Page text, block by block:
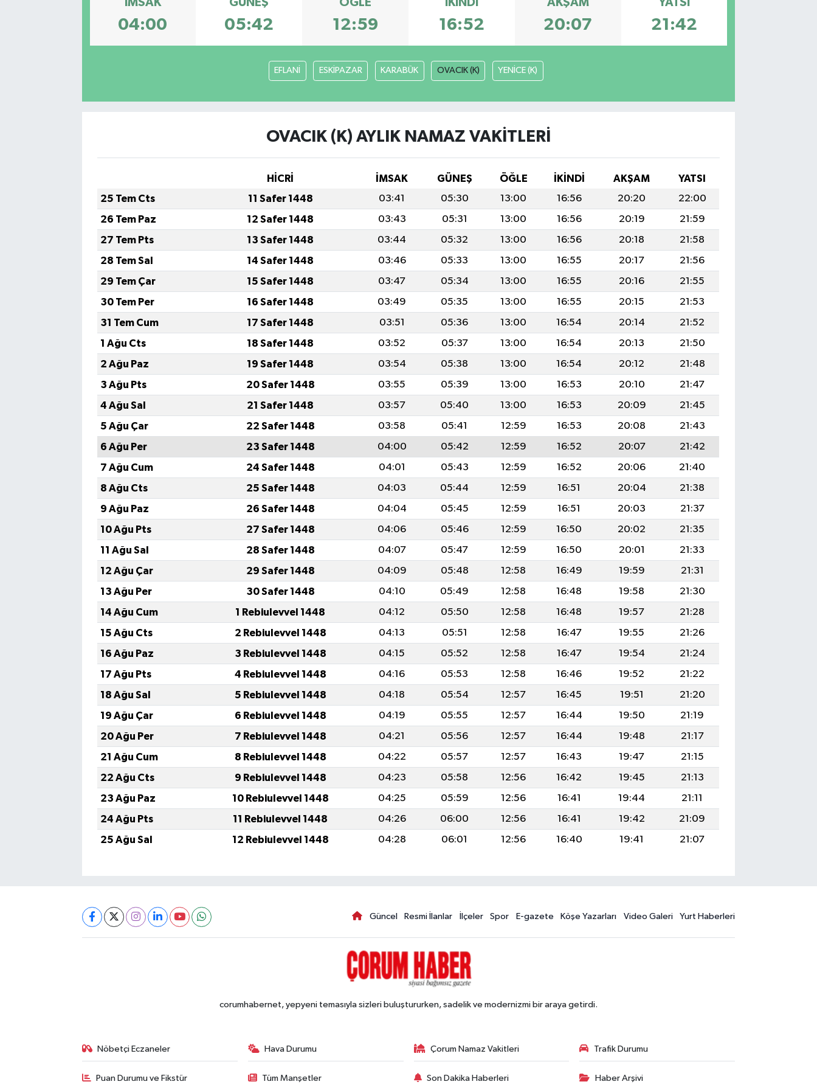
İMSAK
04:00
GÜNEŞ
05:42
ÖĞLE
12:59
İKINDI
16:52
AKŞAM
20:07
YATSI
21:42
EFLANİ ESKİPAZAR KARABÜK OVACIK (K) YENİCE (K)
OVACIK (K) AYLIK NAMAZ VAKITLERI
HİCRİ İMSAK GÜNEŞ ÖĞLE İKINDI AKŞAM
YATSI
25 Tem Cts
11 Safer 1448 03:41 05:30 13:00 16:56 20:20
22:00
26 Tem Paz
12 Safer 1448 03:43 05:31 13:00 16:56 20:19
21:59
27 Tem Pts
13 Safer 1448 03:44 05:32 13:00 16:56 20:18
21:58
28 Tem Sal
14 Safer 1448 03:46 05:33 13:00 16:55 20:17
21:56
29 Tem Çar
15 Safer 1448 03:47 05:34 13:00 16:55 20:16
21:55
30 Tem Per
16 Safer 1448 03:49 05:35 13:00 16:55 20:15
21:53
31 Tem Cum
17 Safer 1448 03:51 05:36 13:00 16:54 20:14
21:52
1 Ağu Cts
18 Safer 1448 03:52 05:37 13:00 16:54 20:13
21:50
2 Ağu Paz
19 Safer 1448 03:54 05:38 13:00 16:54 20:12
21:48
3 Ağu Pts
20 Safer 1448 03:55 05:39 13:00 16:53 20:10
21:47
4 Ağu Sal
21 Safer 1448 03:57 05:40 13:00 16:53 20:09
21:45
5 Ağu Çar
22 Safer 1448 03:58 05:41 12:59 16:53 20:08
21:43
6 Ağu Per
23 Safer 1448 04:00 05:42 12:59 16:52 20:07
21:42
7 Ağu Cum
24 Safer 1448 04:01 05:43 12:59 16:52 20:06
21:40
8 Ağu Cts
25 Safer 1448 04:03 05:44 12:59 16:51 20:04
21:38
9 Ağu Paz
26 Safer 1448 04:04 05:45 12:59 16:51 20:03
21:37
10 Ağu Pts
27 Safer 1448 04:06 05:46 12:59 16:50 20:02
21:35
11 Ağu Sal
28 Safer 1448 04:07 05:47 12:59 16:50 20:01
21:33
12 Ağu Çar
29 Safer 1448 04:09 05:48 12:58 16:49 19:59
21:31
13 Ağu Per
30 Safer 1448 04:10 05:49 12:58 16:48 19:58
21:30
14 Ağu Cum
1 Rebiulevvel 1448 04:12 05:50 12:58 16:48 19:57
21:28
15 Ağu Cts
2 Rebiulevvel 1448 04:13 05:51 12:58 16:47 19:55
21:26
16 Ağu Paz
3 Rebiulevvel 1448 04:15 05:52 12:58 16:47 19:54
21:24
17 Ağu Pts
4 Rebiulevvel 1448 04:16 05:53 12:58 16:46 19:52
21:22
18 Ağu Sal
5 Rebiulevvel 1448 04:18 05:54 12:57 16:45 19:51
21:20
19 Ağu Çar
6 Rebiulevvel 1448 04:19 05:55 12:57 16:44 19:50
21:19
20 Ağu Per
7 Rebiulevvel 1448 04:21 05:56 12:57 16:44 19:48
21:17
21 Ağu Cum
8 Rebiulevvel 1448 04:22 05:57 12:57 16:43 19:47
21:15
22 Ağu Cts
9 Rebiulevvel 1448 04:23 05:58 12:56 16:42 19:45
21:13
23 Ağu Paz
10 Rebiulevvel 1448 04:25 05:59 12:56 16:41 19:44
21:11
24 Ağu Pts
11 Rebiulevvel 1448 04:26 06:00 12:56 16:41 19:42
21:09
25 Ağu Sal
12 Rebiulevvel 1448 04:28 06:01 12:56 16:40 19:41 21:07
Güncel Resmi İlanlar İlçeler Spor E-gazete Köşe Yazarları Video Galeri Yurt Haberleri
corumhabernet, yepyeni temasıyla sizleri buluştururken, sadelik ve modernizmi bir araya getirdi.
Nöbetçi Eczaneler Hava Durumu Çorum Namaz Vakitleri Trafik Durumu
Puan Durumu ve Fikstür Tüm Manşetler Son Dakika Haberleri Haber Arşivi